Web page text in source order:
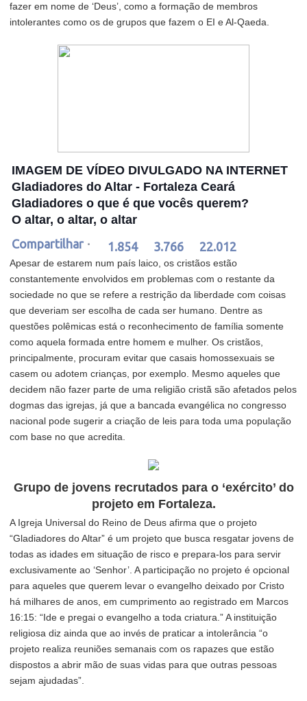
fazer em nome de ‘Deus’, como a formação de membros
intolerantes como os de grupos que fazem o EI e Al-Qaeda.
IMAGEM DE VÍDEO DIVULGADO NA INTERNET
Gladiadores do Altar - Fortaleza Ceará
Gladiadores o que é que vocês querem?
O altar, o altar, o altar
Compartilhar· 1.854 3.766 22.012
Apesar de estarem num país laico, os cristãos estão
constantemente envolvidos em problemas com o restante da
sociedade no que se refere a restrição da liberdade com coisas
que deveriam ser escolha de cada ser humano. Dentre as
questões polêmicas está o reconhecimento de família somente
como aquela formada entre homem e mulher. Os cristãos,
principalmente, procuram evitar que casais homossexuais se
casem ou adotem crianças, por exemplo. Mesmo aqueles que
decidem não fazer parte de uma religião cristã são afetados pelos
dogmas das igrejas, já que a bancada evangélica no congresso
nacional pode sugerir a criação de leis para toda uma população
com base no que acredita.
Grupo de jovens recrutados para o ‘exército’ do
projeto em Fortaleza.
A Igreja Universal do Reino de Deus afirma que o projeto
“Gladiadores do Altar” é um projeto que busca resgatar jovens de
todas as idades em situação de risco e prepara-los para servir
exclusivamente ao ‘Senhor’. A participação no projeto é opcional
para aqueles que querem levar o evangelho deixado por Cristo
há milhares de anos, em cumprimento ao registrado em Marcos
16:15: “Ide e pregai o evangelho a toda criatura.” A instituição
religiosa diz ainda que ao invés de praticar a intolerância “o
projeto realiza reuniões semanais com os rapazes que estão
dispostos a abrir mão de suas vidas para que outras pessoas
sejam ajudadas”.